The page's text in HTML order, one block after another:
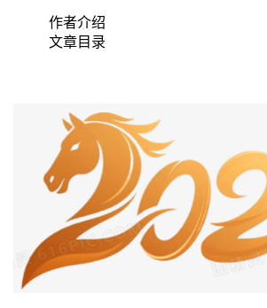
作者介绍
文章目录